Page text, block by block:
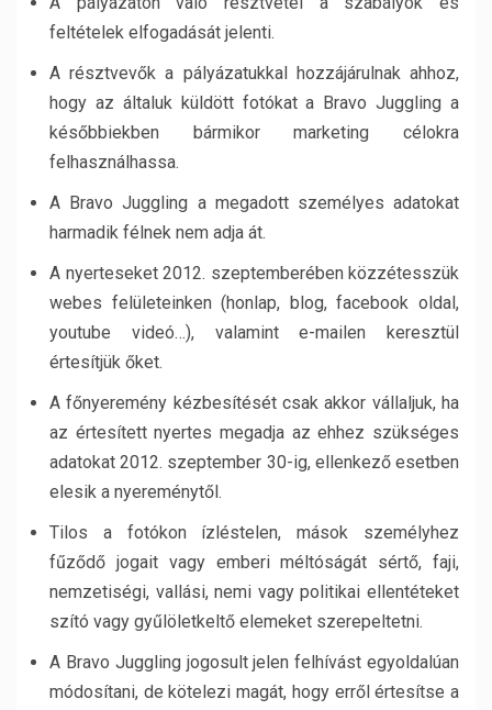
feltételek elfogadását jelenti.
A résztvevők a pályázatukkal hozzájárulnak ahhoz,
hogy az általuk küldött fotókat a Bravo Juggling a
későbbiekben bármikor marketing célokra
felhasználhassa.
A Bravo Juggling a megadott személyes adatokat
harmadik félnek nem adja át.
A nyerteseket 2012. szeptemberében közzétesszük
webes felületeinken (honlap, blog, facebook oldal,
youtube videó…), valamint e-mailen keresztül
értesítjük őket.
A főnyeremény kézbesítését csak akkor vállaljuk, ha
az értesített nyertes megadja az ehhez szükséges
adatokat 2012. szeptember 30-ig, ellenkező esetben
elesik a nyereménytől.
Tilos a fotókon ízléstelen, mások személyhez
fűződő jogait vagy emberi méltóságát sértő, faji,
nemzetiségi, vallási, nemi vagy politikai ellentéteket
szító vagy gyűlöletkeltő elemeket szerepeltetni.
A Bravo Juggling jogosult jelen felhívást egyoldalúan
módosítani, de kötelezi magát, hogy erről értesítse a